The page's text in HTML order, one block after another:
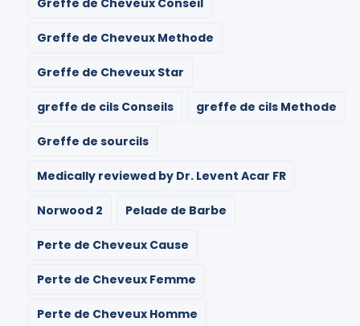
Greffe de Cheveux Methode
Greffe de Cheveux Star
greffe de cils Conseils greffe de cils Methode
Greffe de sourcils
Medically reviewed by Dr. Levent Acar FR
Norwood 2 Pelade de Barbe
Perte de Cheveux Cause
Perte de Cheveux Femme
Perte de Cheveux Homme